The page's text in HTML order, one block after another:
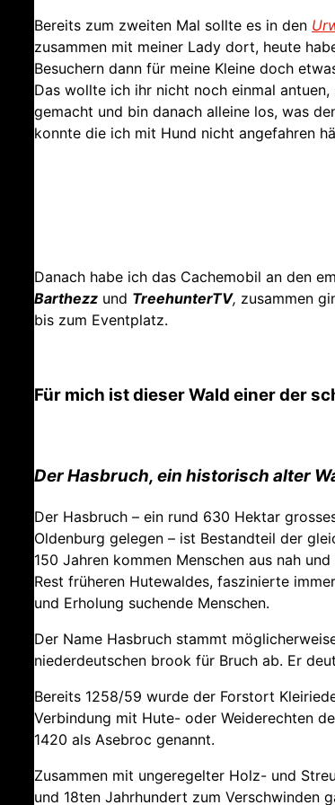
Bereits zum zweiten Mal sollte es in den
zusammen mit meiner Lady dort, heute
Besuchern dann für meine Kleine doch
Das wollte ich ihr nicht noch einmal
gemacht und bin danach alleine los, was
konnte die ich mit Hund nicht angefahren
Danach habe ich das Cachemobil an den
Barthezz und TreehunterTV, zusammen
bis zum Eventplatz.
Für mich ist dieser Wald einer der
Der Hasbruch, ein historisch alter
Der Hasbruch – ein rund 630 Hektar
Oldenburg gelegen – ist Bestandteil der
150 Jahren kommen Menschen aus nah
Rest früheren Hutewaldes, faszinierte
und Erholung suchende Menschen.
Der Name Hasbruch stammt
niederdeutschen brook für Bruch ab. Er
Bereits 1258/59 wurde der Forstort
Verbindung mit Hute- oder Weiderechten
1420 als Asebroc genannt.
Zusammen mit ungeregelter Holz- und
und 18ten Jahrhundert zum Verschwinden